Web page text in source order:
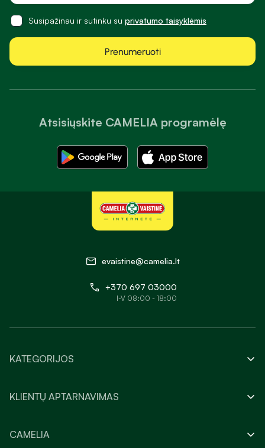
Atsisiųskite CAMELIA programėlę
Susipažinau ir sutinku su privatumo taisyklėmis
Prenumeruoti
evaistine@camelia.lt
+370 697 03000
I-V 08:00 - 18:00
KATEGORIJOS
KLIENTŲ APTARNAVIMAS
CAMELIA